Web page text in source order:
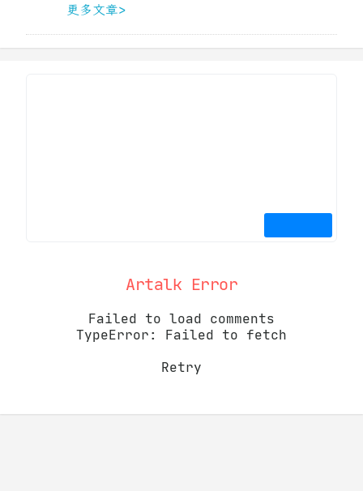
更多文章>
Artalk Error
Failed to load comments
TypeError: Failed to fetch
Retry